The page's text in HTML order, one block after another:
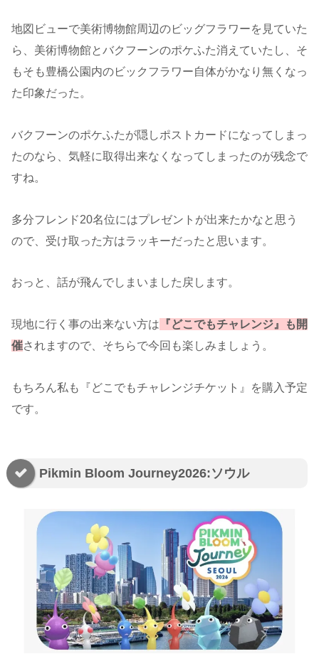
地図ビューで美術博物館周辺のビッグフラワーを見ていた
ら、美術博物館とバクフーンのポケふた消えていたし、そ
もそも豊橋公園内のビックフラワー自体がかなり無くなっ
た印象だった。
バクフーンのポケふたが隠しポストカードになってしまっ
たのなら、気軽に取得出来なくなってしまったのが残念で
すね。
多分フレンド20名位にはプレゼントが出来たかなと思う
ので、受け取った方はラッキーだったと思います。
おっと、話が飛んでしまいました戻します。
現地に行く事の出来ない方は 『どこでもチャレンジ』も開
催されますので、そちらで今回も楽しみましょう。
もちろん私も『どこでもチャレンジチケット』を購入予定
です。
Pikmin Bloom Journey2026:ソウル